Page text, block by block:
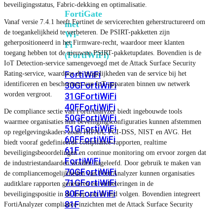
FortiGate
met
Wi-
Fi
(FortiWiFi)
FortiWiFi
30GFortiWiFi
31GFortiWiFi
40FFortiWiFi
50GFortiWiFi
51GFortiWiFi
60FFortiWiFi
61F
FortiWiFi
70GFortiWiFi
71GFortiWiFi
80FFortiWiFi
81F
beveiligingsstatus, Fabric-dekking en optimalisatie.
Vanaf versie 7.4.1 heeft Fortinet de servicerechten geherstructureerd om
de toegankelijkheid te verbeteren. De PSIRT-pakketten zijn
geherpositioneerd in het Firmware-recht, waardoor meer klanten
toegang hebben tot de nieuwste PSIRT-pakketupdates. Bovendien is de
IoT Detection-service samengevoegd met de Attack Surface Security
Rating-service, waardoor de mogelijkheden van de service bij het
identificeren en beschermen van IoT-apparaten binnen uw netwerk
worden vergroot.
De compliance sectie van FortiAnalyzer biedt ingebouwde tools
waarmee organisaties hun beveiligingsconfiguraties kunnen afstemmen
op regelgevingskaders zoals HIPAA, PCI-DSS, NIST en AVG. Het
biedt vooraf gedefinieerde compliance-rapporten, realtime
beveiligingsbeoordelingen en continue monitoring om ervoor zorgen dat
de industriestandaarden worden nageleefd. Door gebruik te maken van
de compliancemogelijkheden van FortiAnalyzer kunnen organisaties
auditklare rapporten genereren en verbeteringen in de
beveiligingspositie in de loop van de tijd volgen. Bovendien integreert
FortiAnalyzer compliance-inzichten met de Attack Surface Security